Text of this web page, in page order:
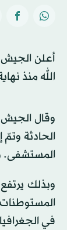
أعلن الجيش
الله منذ
الحادثة
المستشفى.
في